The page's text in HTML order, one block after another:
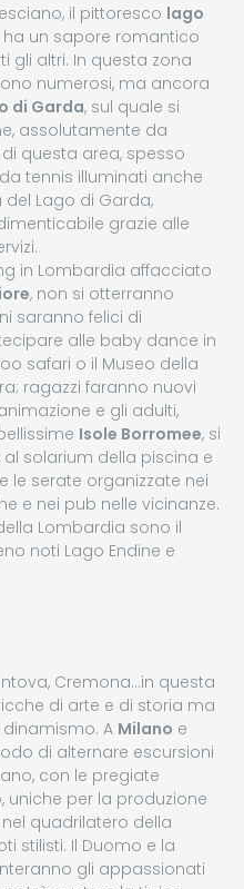
il pittoresco lago
un sapore romantico
gli altri. In questa zona
numerosi, ma ancora
di Garda, sul quale si
assolutamente da
questa area, spesso
tennis illuminati anche
del Lago di Garda,
grazie alle
in Lombardia affacciato
, non si otterranno
saranno felici di
alle baby dance in
safari o il Museo della
ragazzi faranno nuovi
e gli adulti,
Isole Borromee, si
solarium della piscina e
le serate organizzate nei
e nei pub nelle vicinanze.
Lombardia sono il
noti Lago Endine e
Cremona...in questa
di arte e di storia ma
A Milano e
di alternare escursioni
con le pregiate
uniche per la produzione
quadrilatero della
stilisti. Il Duomo e la
gli appassionati